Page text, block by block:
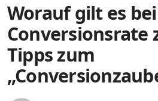
Worauf gilt es
Conversionsrate
Tipps zum